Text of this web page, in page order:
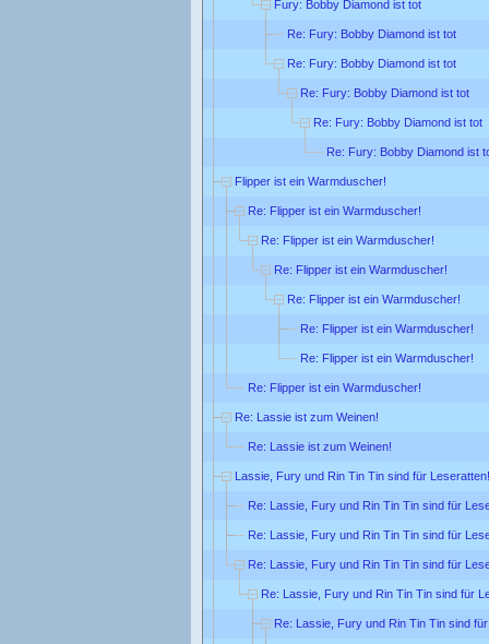
Fury: Bobby Diamond ist tot
Re: Fury: Bobby Diamond ist tot
Re: Fury: Bobby Diamond ist tot
Re: Fury: Bobby Diamond ist tot
Re: Fury: Bobby Diamond ist tot
Re: Fury: Bobby Diamond ist
Flipper ist ein Warmduscher!
Re: Flipper ist ein Warmduscher!
Re: Flipper ist ein Warmduscher!
Re: Flipper ist ein Warmduscher!
Re: Flipper ist ein Warmduscher!
Re: Flipper ist ein Warmduscher!
Re: Flipper ist ein Warmduscher!
Re: Flipper ist ein Warmduscher!
Re: Lassie ist zum Weinen!
Re: Lassie ist zum Weinen!
Lassie, Fury und Rin Tin Tin sind für Leseratten!
Re: Lassie, Fury und Rin Tin Tin sind für
Re: Lassie, Fury und Rin Tin Tin sind für
Re: Lassie, Fury und Rin Tin Tin sind für
Re: Lassie, Fury und Rin Tin Tin sind für
Re: Lassie, Fury und Rin Tin Tin sind